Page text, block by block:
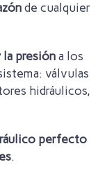
de cualquier
la presión a los
válvulas
hidráulicos,
perfecto
.